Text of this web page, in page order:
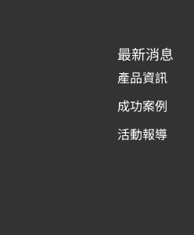
最新消息
產品資訊
成功案例
活動報導